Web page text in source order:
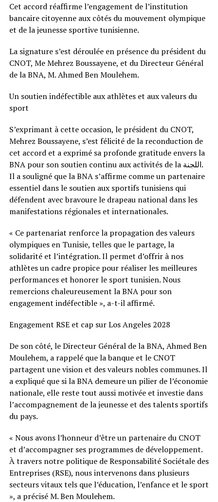
Cet accord réaffirme l’engagement de l’institution
bancaire citoyenne aux côtés du mouvement olympique
et de la jeunesse sportive tunisienne.
La signature s’est déroulée en présence du président du
CNOT, Me Mehrez Boussayene, et du Directeur Général
de la BNA, M. Ahmed Ben Moulehem.
Un soutien indéfectible aux athlètes et aux valeurs du
sport
S’exprimant à cette occasion, le président du CNOT,
Mehrez Boussayene, s’est félicité de la reconduction de
cet accord et a exprimé sa profonde gratitude envers la
BNA pour son soutien continu aux activités de la اللجنة.
Il a souligné que la BNA s’affirme comme un partenaire
essentiel dans le soutien aux sportifs tunisiens qui
défendent avec bravoure le drapeau national dans les
manifestations régionales et internationales.
« Ce partenariat renforce la propagation des valeurs
olympiques en Tunisie, telles que le partage, la
solidarité et l’intégration. Il permet d’offrir à nos
athlètes un cadre propice pour réaliser les meilleures
performances et honorer le sport tunisien. Nous
remercions chaleureusement la BNA pour son
engagement indéfectible », a-t-il affirmé.
Engagement RSE et cap sur Los Angeles 2028
De son côté, le Directeur Général de la BNA, Ahmed Ben
Moulehem, a rappelé que la banque et le CNOT
partagent une vision et des valeurs nobles communes. Il
a expliqué que si la BNA demeure un pilier de l’économie
nationale, elle reste tout aussi motivée et investie dans
l’accompagnement de la jeunesse et des talents sportifs
du pays.
« Nous avons l’honneur d’être un partenaire du CNOT
et d’accompagner ses programmes de développement.
À travers notre politique de Responsabilité Sociétale des
Entreprises (RSE), nous intervenons dans plusieurs
secteurs vitaux tels que l’éducation, l’enfance et le sport
», a précisé M. Ben Moulehem.